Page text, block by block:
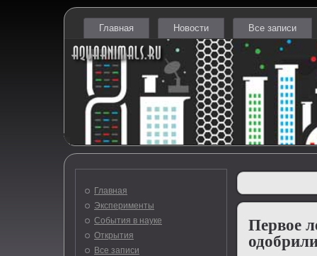
Главная Новости Все записи
Главная
Эксперименты
События в науке
Открытия
Все записи
Первое